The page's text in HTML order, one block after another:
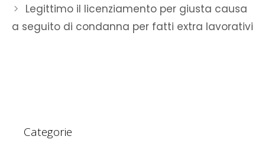
Legittimo il licenziamento per giusta causa
a seguito di condanna per fatti extra lavorativi
Categorie